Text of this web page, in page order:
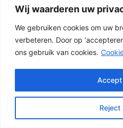
Wij waarderen uw
We gebruiken cookies om uw
verbeteren. Door op
ons gebruik van cookies.
Reject
Accept
over een duurzame
Een nette tuinafscheiding
een paar schermen en
uitstraling, dan kan een
hoge betonplaat of zwarte
Daarom is persoonlijk advies
online een standaardprijs